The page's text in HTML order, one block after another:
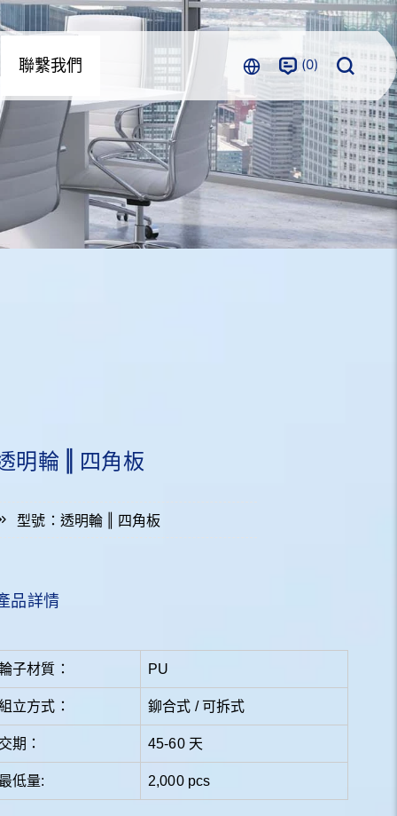
聯繫我們 0
明輪 ‖ 四角板
型號：透明輪 ‖ 四角板
品詳情
子材質： PU
立方式： 鉚合式 / 可拆式
期： 45-60 天
低量: 2,000 pcs